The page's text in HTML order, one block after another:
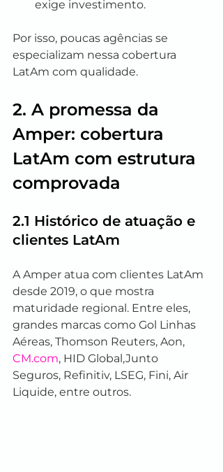
exige investimento.
Por isso, poucas agências se
especializam nessa cobertura
LatAm com qualidade.
2. A promessa da
Amper: cobertura
LatAm com estrutura
comprovada
2.1 Histórico de atuação e
clientes LatAm
A Amper atua com clientes LatAm
desde 2019, o que mostra
maturidade regional. Entre eles,
grandes marcas como Gol Linhas
Aéreas, Thomson Reuters, Aon,
CM.com, HID Global,Junto
Seguros, Refinitiv, LSEG, Fini, Air
Liquide, entre outros.